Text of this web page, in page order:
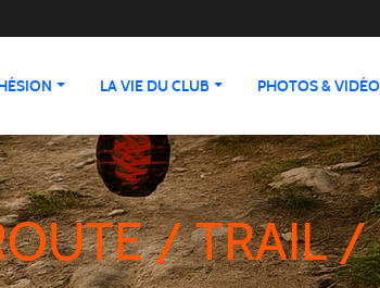
LA VIE DU CLUB PHOTOS &
/ TRAIL /